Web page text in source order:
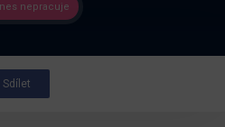
nepracuje
Sdílet